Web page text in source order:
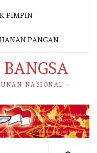
PIMPIN
PANGAN
NASIONAL –